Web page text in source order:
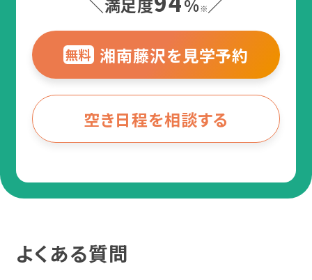
難病
多発性硬化症・クローン病・潰
瘍性大腸炎・もやもや病など
＼満足度 %※／
無料 湘南藤沢を見学予約
空き日程を相談する
よくある質問